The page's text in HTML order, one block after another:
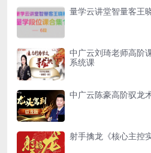
量学云讲堂智量客王
中广云刘琦老师高阶
系统课
中广云陈豪高阶驭龙
射手擒龙《核心主控